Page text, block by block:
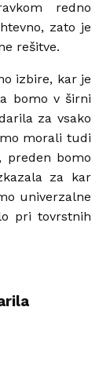
redno
zato je
rešitve.
izbire, kar je
bomo v širni
za vsako
morali tudi
preden bomo
za kar
univerzalne
pri tovrstnih